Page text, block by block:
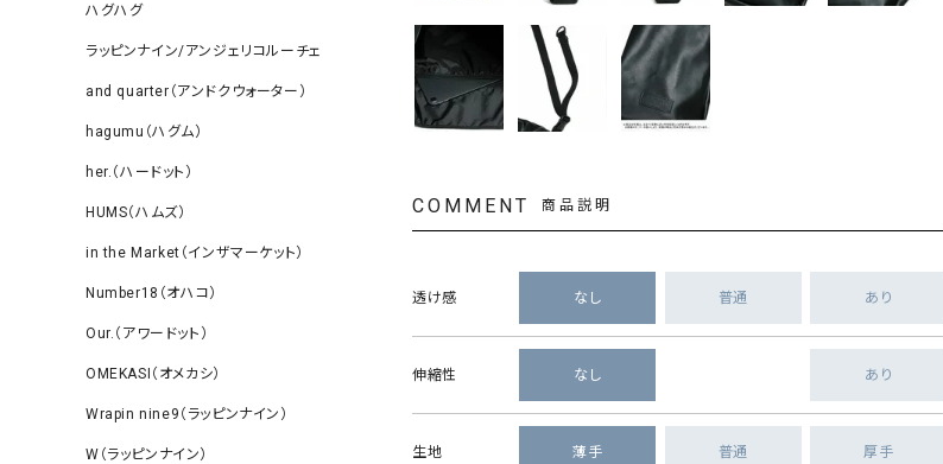
ハグハグ
ラッピンナイン/アンジェリコルーチェ
and quarter（アンドクウォーター）
hagumu（ハグム）
her.（ハードット）
HUMS（ハムズ）
in the Market（インザマーケット）
Number18（オハコ）
Our.（アワードット）
OMEKASI（オメカシ）
Wrapin nine9（ラッピンナイン）
W（ラッピンナイン）
COMMENT 商品説明
透け感 なし 普通 あり
伸縮性 なし あり
生地 薄手 普通 厚手